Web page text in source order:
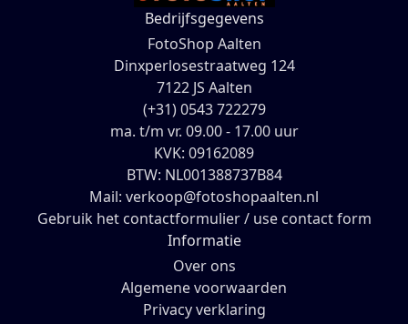
Bedrijfsgegevens
FotoShop Aalten
Dinxperlosestraatweg 124
7122 JS Aalten
(+31) 0543 722279
ma. t/m vr. 09.00 - 17.00 uur
KVK: 09162089
BTW: NL001388737B84
Mail: verkoop@fotoshopaalten.nl
Gebruik het contactformulier / use contact form
Informatie
Over ons
Algemene voorwaarden
Privacy verklaring